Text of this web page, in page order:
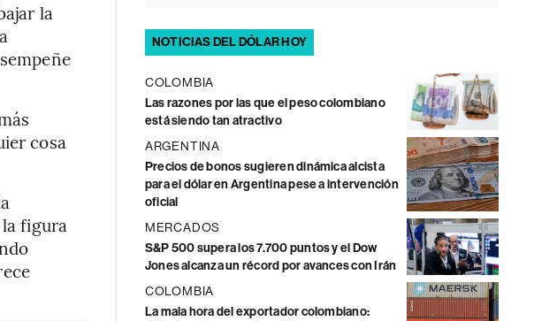
la
cosa
figura
NOTICIAS DEL DÓLAR HOY
COLOMBIA
Las razones por las que el peso colombiano
está siendo tan atractivo
ARGENTINA
Precios de bonos sugieren dinámica alcista
para el dólar en Argentina pese a intervención
oficial
MERCADOS
S&P 500 supera los 7.700 puntos y el Dow
Jones alcanza un récord por avances con Irán
COLOMBIA
La mala hora del exportador colombiano: